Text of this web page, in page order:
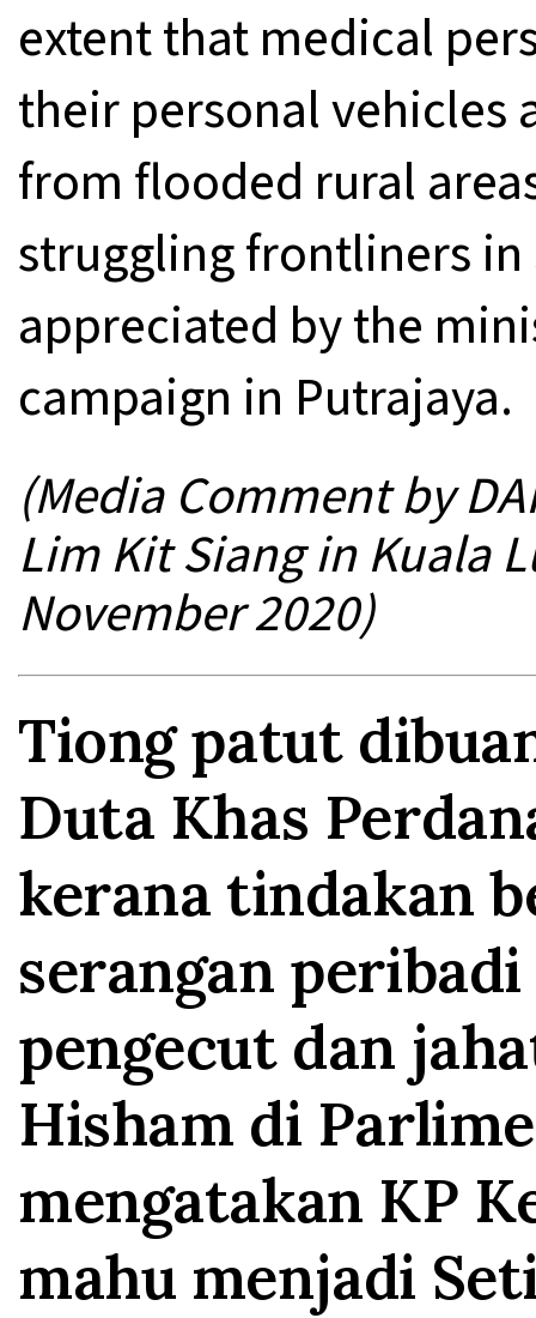
extent that medical
their personal vehicles
from flooded rural
struggling frontliners
appreciated by the
campaign in Putrajaya.
(Media Comment by
Lim Kit Siang in Kuala
November 2020)
Tiong patut
Duta Khas
kerana tindakan
serangan
pengecut dan
Hisham di
mengatakan KP
mahu menjadi